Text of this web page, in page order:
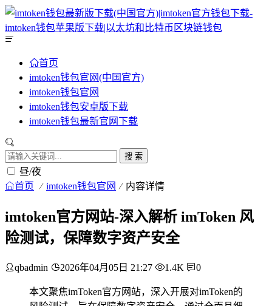
首页
imtoken钱包官网(中国官方)
imtoken钱包官网
imtoken钱包安卓版下载
imtoken钱包最新官网下载
搜 索
昼/夜
首页 imtoken钱包官网 内容详情
imtoken官方网站-深入解析 imToken 风
险测试，保障数字资产安全
qbadmin 2026年04月05日 21:27 1.4K 0
本文聚焦imToken官方网站，深入开展对imToken的